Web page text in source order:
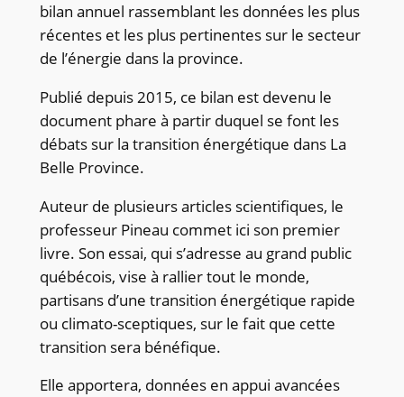
bilan annuel rassemblant les données les plus
récentes et les plus pertinentes sur le secteur
de l’énergie dans la province.
Publié depuis 2015, ce bilan est devenu le
document phare à partir duquel se font les
débats sur la transition énergétique dans La
Belle Province.
Auteur de plusieurs articles scientifiques, le
professeur Pineau commet ici son premier
livre. Son essai, qui s’adresse au grand public
québécois, vise à rallier tout le monde,
partisans d’une transition énergétique rapide
ou climato-sceptiques, sur le fait que cette
transition sera bénéfique.
Elle apportera, données en appui avancées